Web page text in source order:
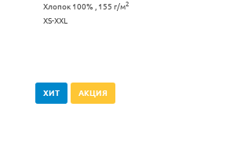
Хлопок 100% , 155 г/м2
XS-XXL
ХИТ АКЦИЯ